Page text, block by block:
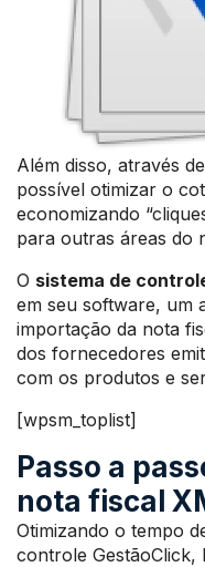
Além disso, através
possível otimizar o
economizando
para outras áreas do
O sistema de
em seu software, um
importação da nota
dos fornecedores
com os produtos e
[wpsm_toplist]
Passo a
nota fiscal
Otimizando o tempo
controle GestãoClick,